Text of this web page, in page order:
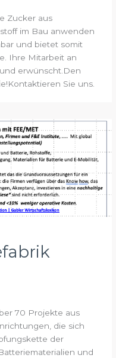
Zucker aus
im Bau anwenden
und bietet somit
Ihre Mitarbeit an
erwünscht.Den
Sie uns.
70 Projekte aus
die sich
der
und